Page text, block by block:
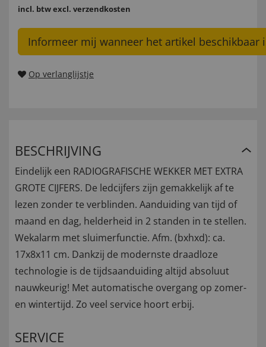
incl. btwexcl. verzendkosten
Informeer mij wanneer het artikel beschikbaar
Op verlanglijstje
BESCHRIJVING
Eindelijk een RADIOGRAFISCHE WEKKER MET EXTRA
GROTE CIJFERS. De ledcijfers zijn gemakkelijk af te
lezen zonder te verblinden. Aanduiding van tijd of
maand en dag, helderheid in 2 standen in te stellen.
Wekalarm met sluimerfunctie. Afm. (bxhxd): ca.
17x8x11 cm. Dankzij de modernste draadloze
technologie is de tijdsaanduiding altijd absoluut
nauwkeurig! Met automatische overgang op zomer-
en wintertijd. Zo veel service hoort erbij.
SERVICE